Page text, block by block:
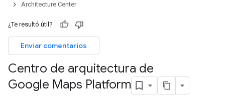
Architecture Center
¿Te resultó útil?
Enviar comentarios
Centro de arquitectura de
Google Maps Platform